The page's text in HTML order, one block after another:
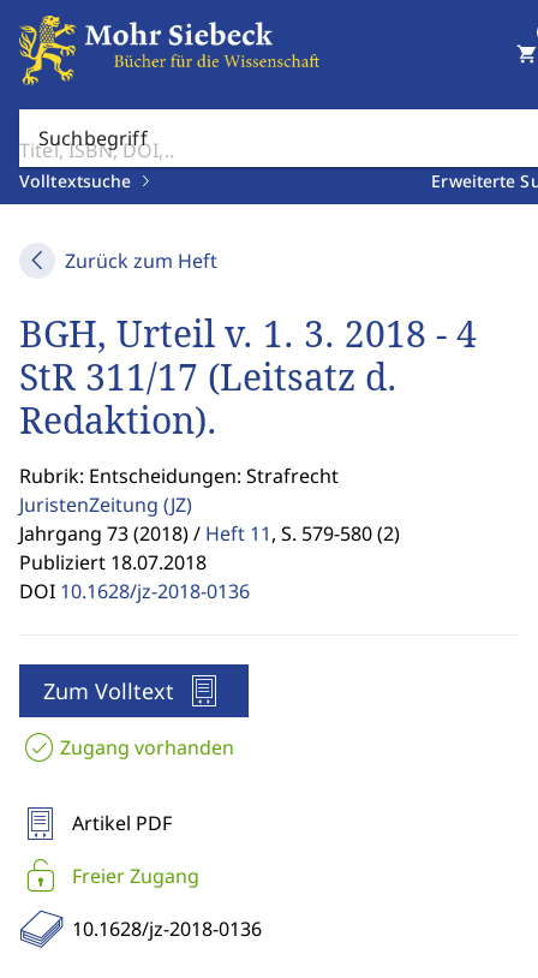
Suchbegriff
Volltextsuche Erweiterte
shopping_cart
Zurück zum Heft
BGH, Urteil v. 1. 3. 2018 - 4
StR 311/17 (Leitsatz d.
Redaktion).
Rubrik: Entscheidungen: Strafrecht
JuristenZeitung (JZ)
Jahrgang 73 (2018) / Heft 11, S. 579-580 (2)
Publiziert 18.07.2018
DOI 10.1628/jz-2018-0136
Zum Volltext
Zugang vorhanden
Artikel PDF
Freier Zugang
10.1628/jz-2018-0136